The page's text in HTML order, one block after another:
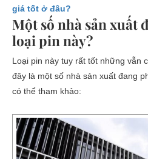
giá tốt ở đâu?
Một số nhà sản xuất
loại pin này?
Loại pin này tuy rất tốt những vẫn
đây là một số nhà sản xuất đang
có thể tham khảo: